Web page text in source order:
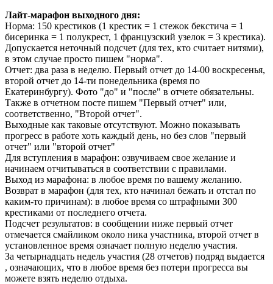
Лайт-марафон выходного дня:
Норма: 150 крестиков (1 крестик = 1 стежок бекстича = 1
бисеринка = 1 полукрест, 1 французский узелок = 3 крестика).
Допускается неточный подсчет (для тех, кто считает нитями),
в этом случае просто пишем "норма".
Отчет: два раза в неделю. Первый отчет до 14-00 воскресенья,
второй отчет до 14-ти понедельника (время по
Екатеринбургу). Фото "до" и "после" в отчете обязательны.
Также в отчетном посте пишем "Первый отчет" или,
соответственно, "Второй отчет".
Выходные как таковые отсутствуют. Можно показывать
прогресс в работе хоть каждый день, но без слов "первый
отчет" или "второй отчет"
Для вступления в марафон: озвучиваем свое желание и
начинаем отчитываться в соответствии с правилами.
Выход из марафона: в любое время по вашему желанию.
Возврат в марафон (для тех, кто начинал бежать и отстал по
каким-то причинам): в любое время со штрафными 300
крестиками от последнего отчета.
Подсчет результатов: в сообщении ниже первый отчет
отмечается смайликом около ника участника, второй отчет в
установленное время означает полную неделю участия.
За четырнадцать недель участия (28 отчетов) подряд выдается
, означающих, что в любое время без потери прогресса вы
можете взять неделю отдыха.